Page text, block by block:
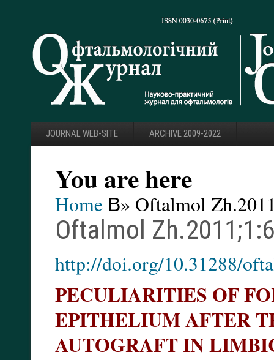
JOURNAL WEB-SITE ARCHIVE 2009-2022
You are here
Home В» Oftalmol
Oftalmol
http://doi.org/10.31288/
PECULIARITIES OF
EPITHELIUM AFTER
AUTOGRAFT IN